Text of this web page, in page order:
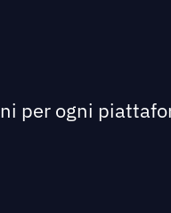
per ogni